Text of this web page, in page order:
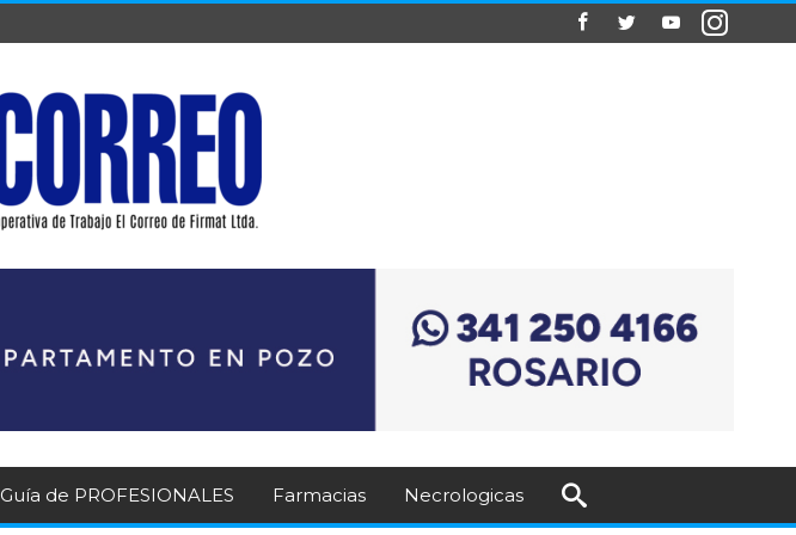
Guía de PROFESIONALES Farmacias Necrologicas